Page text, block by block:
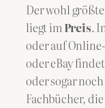
Der wohl
liegt im Preis.
oder auf
oder eBay
oder sogar
Fachbücher,